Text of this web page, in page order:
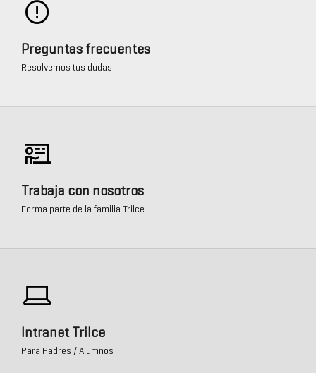
Preguntas frecuentes
Resolvemos tus dudas
Trabaja con nosotros
Forma parte de la familia Trilce
Intranet Trilce
Para Padres / Alumnos